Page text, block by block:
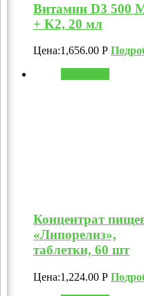
Витамин D3 500
+ K2, 20 мл
Цена:1,656.00 Р
Концентрат
«Липорелиз»,
таблетки, 60 шт
Цена:1,224.00 Р